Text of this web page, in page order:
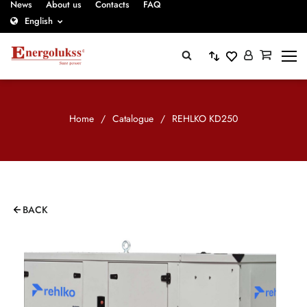
News About us Contacts
FAQ
English
Home / Catalogue / REHLKO KD250
BACK